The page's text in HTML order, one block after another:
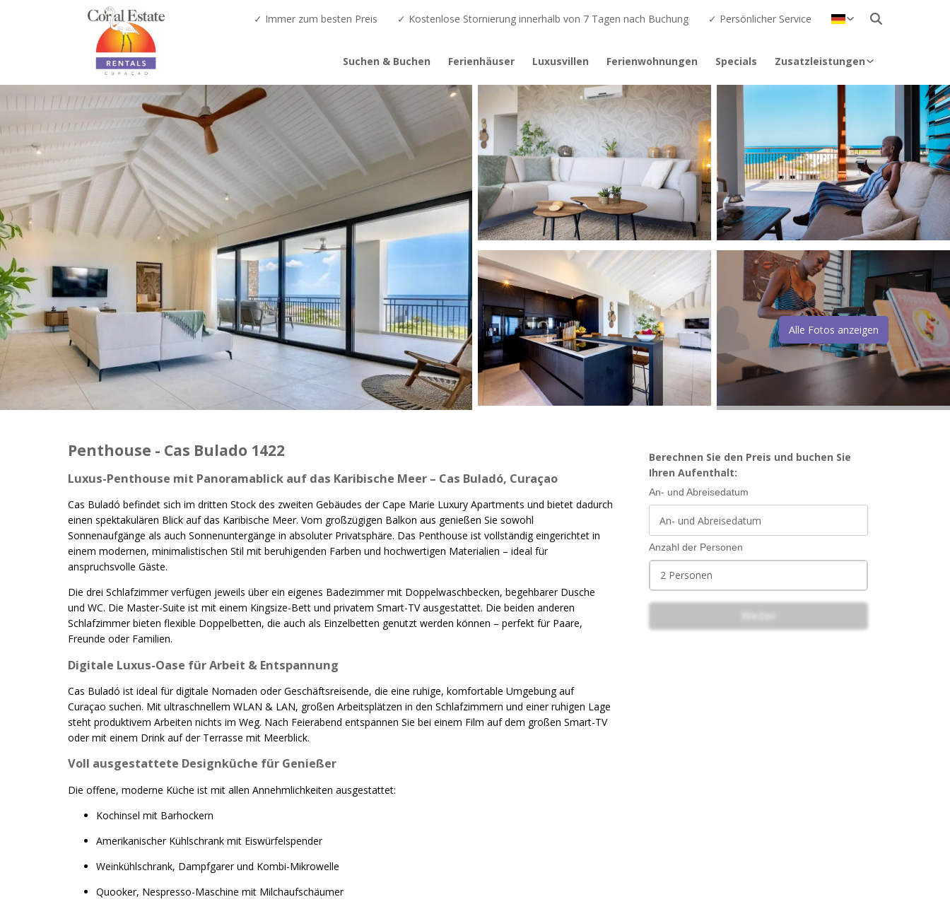
✓ Immer zum besten Preis ✓ Kostenlose Stornierung innerhalb von 7 Tagen nach Buchung ✓ Persönlicher Service
Nederlands
Suchen & Buchen
Ferienhäuser Luxusvillen Ferienwohnungen Specials Zusatzleistungen
Alle Fotos anzeigen
Penthouse - Cas Bulado 1422
Luxus-Penthouse mit Panoramablick auf das Karibische Meer – Cas Buladó, Curaçao
Cas Buladó befindet sich im dritten Stock des zweiten Gebäudes der Cape Marie Luxury Apartments und bietet dadurch
einen spektakulären Blick auf das Karibische Meer. Vom großzügigen Balkon aus genießen Sie sowohl
Sonnenaufgänge als auch Sonnenuntergänge in absoluter Privatsphäre. Das Penthouse ist vollständig eingerichtet in
einem modernen, minimalistischen Stil mit beruhigenden Farben und hochwertigen Materialien – ideal für
anspruchsvolle Gäste.
Die drei Schlafzimmer verfügen jeweils über ein eigenes Badezimmer mit Doppelwaschbecken, begehbarer Dusche
und WC. Die Master-Suite ist mit einem Kingsize-Bett und privatem Smart-TV ausgestattet. Die beiden anderen
Schlafzimmer bieten flexible Doppelbetten, die auch als Einzelbetten genutzt werden können – perfekt für Paare,
Freunde oder Familien.
Digitale Luxus-Oase für Arbeit & Entspannung
Cas Buladó ist ideal für digitale Nomaden oder Geschäftsreisende, die eine ruhige, komfortable Umgebung auf
Curaçao suchen. Mit ultraschnellem WLAN & LAN, großen Arbeitsplätzen in den Schlafzimmern und einer ruhigen Lage
steht produktivem Arbeiten nichts im Weg. Nach Feierabend entspannen Sie bei einem Film auf dem großen Smart-TV
oder mit einem Drink auf der Terrasse mit Meerblick.
Voll ausgestattete Designküche für Genießer
Die offene, moderne Küche ist mit allen Annehmlichkeiten ausgestattet:
Kochinsel mit Barhockern
Amerikanischer Kühlschrank mit Eiswürfelspender
Weinkühlschrank, Dampfgarer und Kombi-Mikrowelle
Quooker, Nespresso-Maschine mit Milchaufschäumer
Berechnen Sie den Preis und buchen Sie
Ihren Aufenthalt:
An- und Abreisedatum
Anzahl der Personen
2 Personen